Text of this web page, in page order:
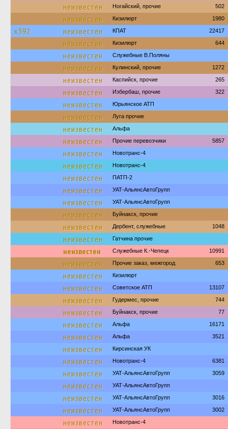
неизвестен Ногайский, прочие 502
неизвестен Кизилюрт 1980
х392 неизвестен КПАТ 22417
неизвестен Кизилюрт 644
неизвестен Служебные В.Поляны
неизвестен Кулинский, прочие 1272
неизвестен Каспийск, прочие 265
неизвестен Избербаш, прочие 322
неизвестен Юрьянское АТП
неизвестен Луга прочие
неизвестен Альфа
неизвестен Прочие перевозчики 5857
неизвестен Новотранс-4
неизвестен Новотранс-4
неизвестен ПАТП-2
неизвестен УАТ-АльянсАвтоГрупп
неизвестен УАТ-АльянсАвтоГрупп
неизвестен Буйнакск, прочие
неизвестен Дербент, служебные 1048
неизвестен Гатчина прочие
неизвестен Служебные К.-Чепецк 10991
неизвестен Прочие заказ, межгород 653
неизвестен Кизилюрт
неизвестен Советское АТП 13107
неизвестен Гудермес, прочие 744
неизвестен Буйнакск, прочие 77
неизвестен Альфа 16171
неизвестен Альфа 3521
неизвестен Кирсинская УК
неизвестен Новотранс-4 6381
неизвестен УАТ-АльянсАвтоГрупп 3059
неизвестен УАТ-АльянсАвтоГрупп
неизвестен УАТ-АльянсАвтоГрупп 3016
неизвестен УАТ-АльянсАвтоГрупп 3002
неизвестен Новотранс-4